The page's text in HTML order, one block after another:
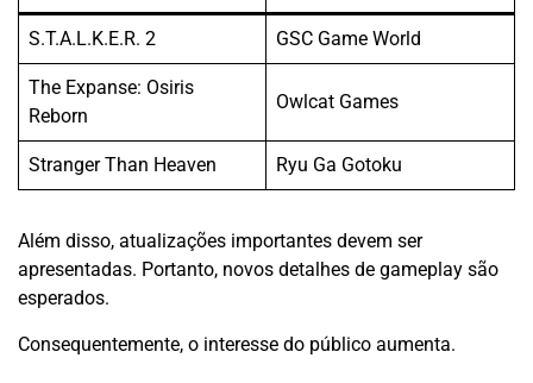
S.T.A.L.K.E.R. 2 GSC Game World
The Expanse: Osiris
Reborn
Owlcat Games
Stranger Than Heaven Ryu Ga Gotoku
Além disso, atualizações importantes devem ser
apresentadas. Portanto, novos detalhes de gameplay são
esperados.
Consequentemente, o interesse do público aumenta.